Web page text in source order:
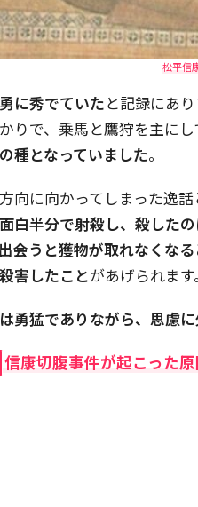
松平信
に秀でていたと記録にあ
りで、乗馬と鷹狩を主にし
種となっていました。
向に向かってしまった逸話
白半分で射殺し、殺した
会うと獲物が取れなくな
害したことがあげられます。
勇猛でありながら、思慮
信康切腹事件が起こった